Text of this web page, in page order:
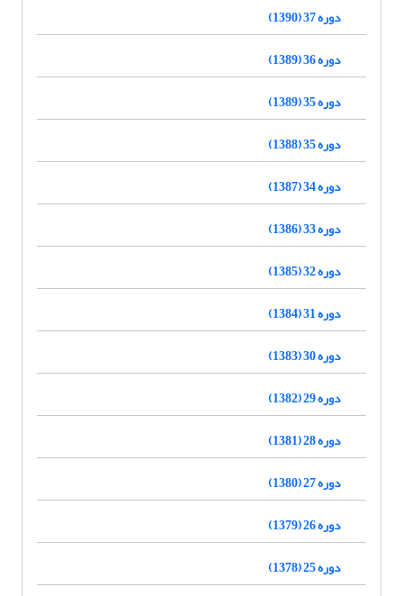
دوره 37 (1390)
دوره 36 (1389)
دوره 35 (1389)
دوره 35 (1388)
دوره 34 (1387)
دوره 33 (1386)
دوره 32 (1385)
دوره 31 (1384)
دوره 30 (1383)
دوره 29 (1382)
دوره 28 (1381)
دوره 27 (1380)
دوره 26 (1379)
دوره 25 (1378)